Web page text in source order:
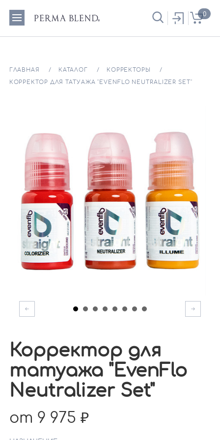
0
ГЛАВНАЯ КАТАЛОГ КОРРЕКТОРЫ
КОРРЕКТОР ДЛЯ ТАТУАЖА "EVENFLO NEUTRALIZER SET"
Корректор для
татуажа "EvenFlo
Neutralizer Set"
от 9 975